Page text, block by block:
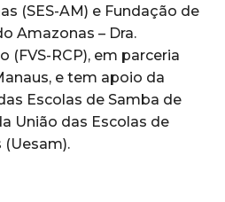
(SES-AM) e Fundação de
Amazonas – Dra.
(FVS-RCP), em parceria
e tem apoio da
Escolas de Samba de
União das Escolas de